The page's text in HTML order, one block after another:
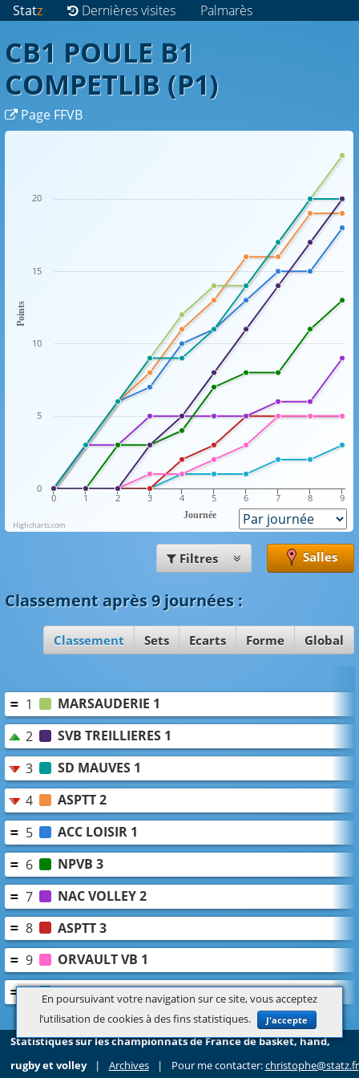
Statz Dernières visites Palmarès
CB1 POULE B1
COMPETLIB (P1)
Page FFVB
Journée
Points
0 1 2 3 4 5 6 7 8 9
0
5
10
15
20
Highcharts.com
Filtres Salles
Classement après 9 journées:
Classement Sets Ecarts Forme Global
1
MARSAUDERIE 1
2
SVB TREILLIERES 1
3
SD MAUVES 1
4
ASPTT 2
5
ACC LOISIR 1
6
NPVB 3
7
NAC VOLLEY 2
8
ASPTT 3
9
ORVAULT VB 1
10
ASBR 2
En poursuivant votre navigation sur ce site, vous acceptez
l’utilisation de cookies à des fins statistiques.
J'accepte
Statistiques sur les championnats de France de basket, hand,
rugby et volley
| Archives | Pour me contacter:christophe@statz.fr